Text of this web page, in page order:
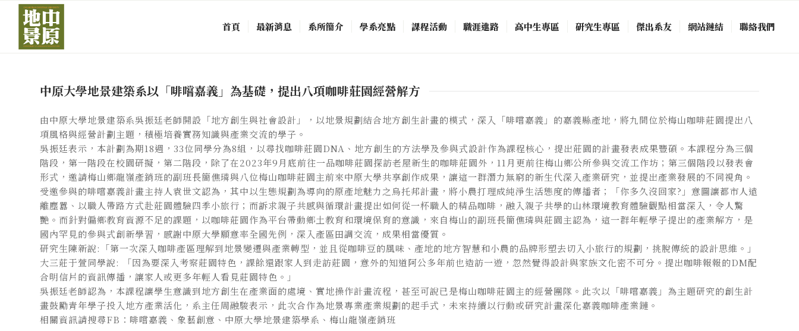
首頁 最新消息 系所簡介 學系亮點 課程活動 職涯進路 高中生專區 研究生專區 傑出系友 網站鏈結 聯絡我們
中原大學地景建築系以「啡嚐嘉義」為基礎，提出八項咖啡莊園經營解方
由中原大學地景建築系吳振廷老師開設「地方創生與社會設計」，以地景規劃結合地方創生計畫的模式，深入「啡嚐嘉義」的嘉義縣產地，將九間位於梅山咖啡莊園提出八
項風格與經營計劃主題，積極培養實務知識與產業交流的學子。
吳振廷表示，本計劃為期18週，33位同學分為8組，以尋找咖啡莊園DNA、地方創生的方法學及參與式設計作為課程核心，提出莊園的計畫發表成果豐碩。本課程分為三個
階段，第一階段在校園研擬，第二階段，除了在2023年9月底前往一品咖啡莊園探訪老屋新生的咖啡莊園外，11月更前往梅山鄉公所參與交流工作坊；第三個階段以發表會
形式，邀請梅山鄉龍嶺產銷班的副班長簡僬璘與八位梅山咖啡莊園主前來中原大學共享創作成果，讓這一群潛力無窮的新生代深入產業研究，並提出產業發展的不同視角。
受邀參與的啡嚐嘉義計畫主持人袁世文認為，其中以生態規劃為導向的原產地魅力之烏托邦計畫，將小農打理成純淨生活態度的傳播者；「你多久沒回家?」意圖讓都市人遠
離塵囂、以職人帶路方式赴莊園體驗四季小旅行；而訴求親子共感與循環計畫提出如何從一杯職人的精品咖啡，融入親子共學的山林環境教育體驗觀點相當深入，令人驚
艷。而針對偏鄉教育資源不足的課題，以咖啡莊園作為平台帶動鄉土教育和環境保育的意識，來自梅山的副班長簡僬璘與莊園主認為，這一群年輕學子提出的產業解方，是
國內罕見的參與式創新學習，感謝中原大學願意率全國先例，深入產區田調交流，成果相當優質。
研究生陳新說:「第一次深入咖啡產區理解到地景變遷與產業轉型，並且從咖啡豆的風味、產地的地方智慧和小農的品牌形塑去切入小旅行的規劃，挑脫傳統的設計思維。」
大三莊于萱同學說: 「因為要深入考察莊園特色，課餘還跟家人到走訪莊園，意外的知道阿公多年前也造訪一遊，忽然覺得設計與家族文化密不可分。提出咖啡報報的DM配
合明信片的資訊傳播，讓家人或更多年輕人看見莊園特色。」
吳振廷老師認為，本課程讓學生意識到地方創生在產業面的處境、實地操作計畫流程，甚至可說已是梅山咖啡莊園主的經營團隊。此次以「啡嚐嘉義」為主題研究的創生計
畫鼓勵青年學子投入地方產業活化，系主任周融駿表示，此次合作為地景專業產業規劃的起手式，未來持續以行動或研究計畫深化嘉義咖啡產業鏈。
相關資訊請搜尋FB：啡嚐嘉義、象藝創意、中原大學地景建築學系、梅山龍嶺產銷班